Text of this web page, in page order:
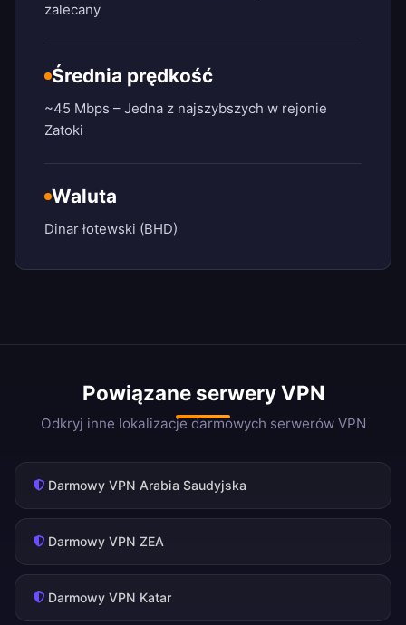
zalecany
Średnia prędkość
~45 Mbps – Jedna z najszybszych w rejonie
Zatoki
Waluta
Dinar łotewski (BHD)
Powiązane serwery VPN
Odkryj inne lokalizacje darmowych serwerów VPN
Darmowy VPN Arabia Saudyjska
Darmowy VPN ZEA
Darmowy VPN Katar